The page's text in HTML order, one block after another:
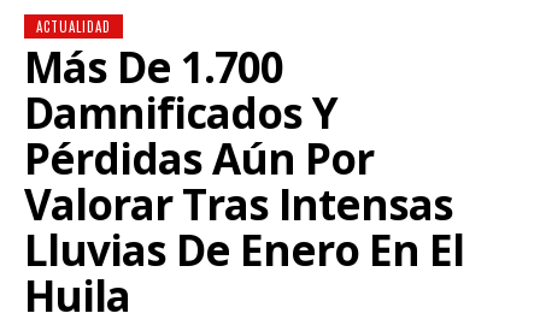
ACTUALIDAD
Más De 1.700
Damnificados Y
Pérdidas Aún Por
Valorar Tras Intensas
Lluvias De Enero En El
Huila